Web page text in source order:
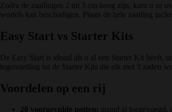
Zodra de zaailingen 2 tot 3 cm hoog zijn, kunt u ze
wortels kan beschadigen. Plaats de hele zaailing
Easy Start vs Starter Kits
De Easy Start is ideaal als u al een Starter Kit heeft,
tegenstelling tot de Starter Kits die elk met 3 zaden
Voordelen op een rij
20 voorgevulde potten: grond al toegevoegd,